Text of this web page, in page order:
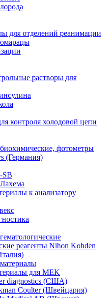
для отделений реанимации
растворы для
контроля холодовой цепи
фотометры
(Германия)
к анализатору
реагенты Nihon Kohden
для MEK
diagnostics (США)
Coulter (Швейцария)